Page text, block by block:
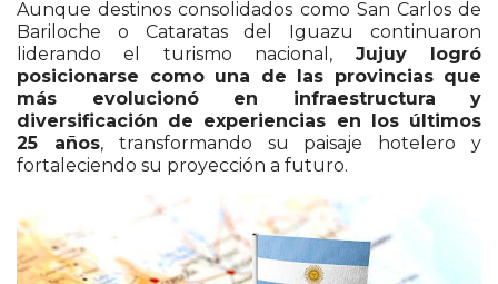
Aunque destinos consolidados como San Carlos de
Bariloche o Cataratas del Iguazu
continuaron
liderando el turismo nacional, Jujuy logró
posicionarse como una de las provincias que
más evolucionó en infraestructura y
diversificación de experiencias en los últimos
25 años, transformando su paisaje hotelero y
fortaleciendo su proyección a futuro.